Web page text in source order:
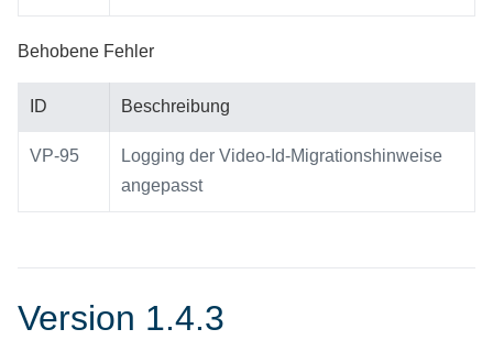
Behobene Fehler
ID Beschreibung
VP-95
Logging der Video-Id-Migrationshinweise
angepasst
Version 1.4.3